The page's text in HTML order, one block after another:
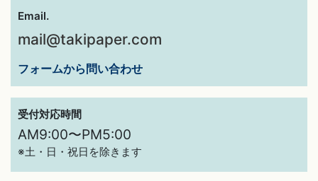
Email.
mail@takipaper.com
フォームから問い合わせ
受付対応時間
AM9:00〜PM5:00
※土・日・祝日を除きます